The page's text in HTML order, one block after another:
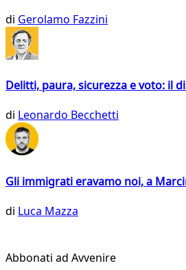
di Gerolamo Fazzini
Delitti, paura, sicurezza e voto: il
di Leonardo Becchetti
Gli immigrati eravamo noi, a
di Luca Mazza
Abbonati ad Avvenire